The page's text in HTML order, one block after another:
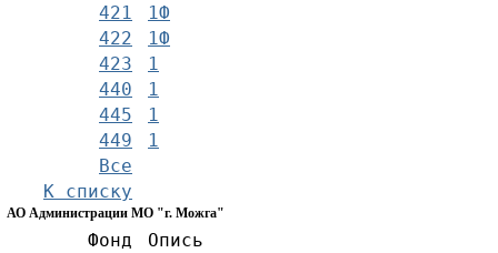
421
1Ф
422
1Ф
423
1
440
1
445
1
449
1
Все
К списку
АО Администрации МО "г. Можга"
Фонд
Опись